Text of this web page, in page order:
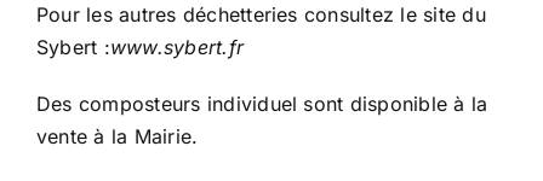
Pour les autres déchetteries consultez le site du
Sybert :www.sybert.fr
Des composteurs individuel sont disponible à la
vente à la Mairie.